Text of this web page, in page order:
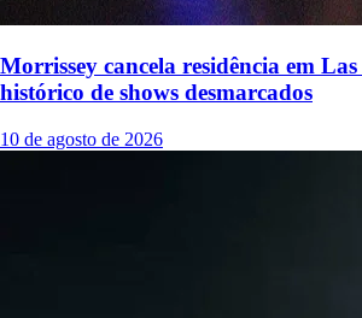
Morrissey cancela residência em
histórico de shows desmarcados
10 de agosto de 2026